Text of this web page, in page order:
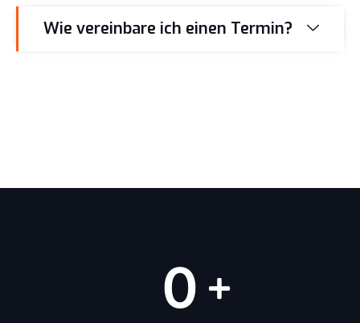
Wie vereinbare ich einen Termin?
0